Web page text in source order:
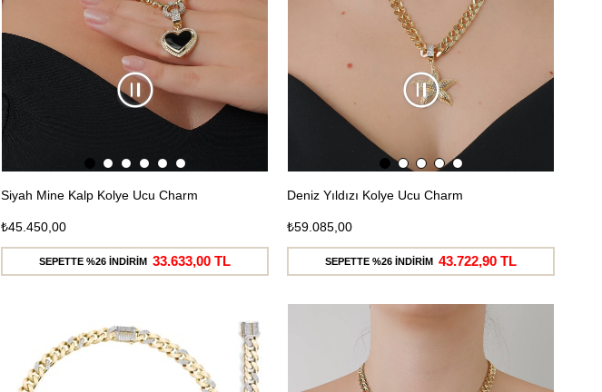
Siyah Mine Kalp Kolye Ucu Charm
₺45.450,00
SEPETTE %26 İNDİRİM 33.633,00 TL
Deniz Yıldızı Kolye Ucu Charm
₺59.085,00
SEPETTE %26 İNDİRİM 43.722,90 TL
Ücretsiz
Kargo